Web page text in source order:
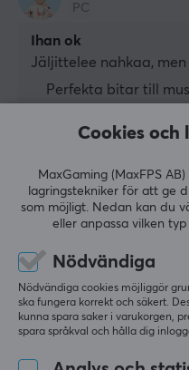
PC
Ihan ok
Jäljittelee nahkaa, men
Perfekta bitar till
Visa original
1 like
Linus W
Feeding
PC
Till skillnad från Pulsar
Cookies och
MaxGaming (MaxFPS
lagringstekniker för att ge
som möjligt. Nedan kan du
eller anpassa vilken
Nödvändiga
Nödvändiga cookies möjliggör
ska fungera korrekt och säkert.
kunna spara saker i varukorgen,
spara språkval och hålla dig